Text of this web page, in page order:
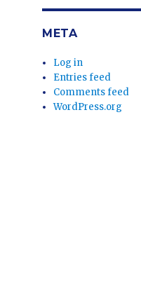
META
Log in
Entries feed
Comments feed
WordPress.org